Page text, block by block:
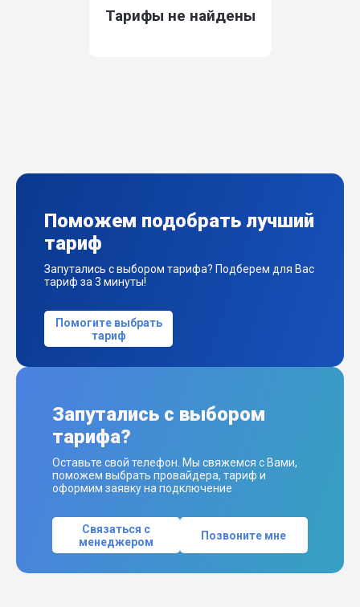
Тарифы не найдены
Поможем подобрать лучший
тариф
Запутались с выбором тарифа? Подберем для Вас
тариф за 3 минуты!
Помогите выбрать
тариф
Запутались с выбором
тарифа?
Оставьте свой телефон. Мы свяжемся с Вами,
поможем выбрать провайдера, тариф и
оформим заявку на подключение
Связаться с
менеджером
Позвоните мне